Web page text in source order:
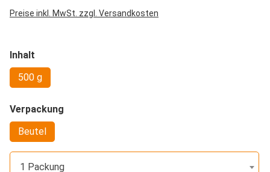
Preise inkl. MwSt. zzgl. Versandkosten
Inhalt
500 g
Verpackung
Beutel
1 Packung